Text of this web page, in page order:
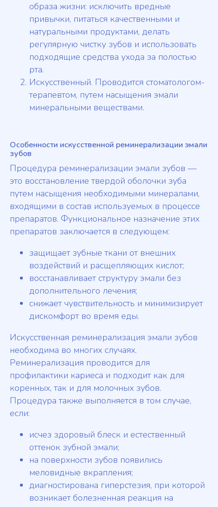
образа жизни: исключить вредные
привычки, питаться качественными и
натуральными продуктами, делать
регулярную чистку зубов и использовать
подходящие средства ухода за полостью
рта.
Искусственный. Проводится стоматологом-
терапевтом, путем насыщения эмали
минеральными веществами.
Особенности искусственной реминерализации эмали
зубов
Процедура реминерализации эмали зубов ––
это восстановление твердой оболочки зуба
путем насыщения необходимыми минералами,
входящими в состав используемых в процессе
препаратов. Функциональное назначение этих
препаратов заключается в следующем:
защищает зубные ткани от внешних
воздействий и расщепляющих кислот;
восстанавливает структуру эмали без
дополнительного лечения;
снижает чувствительность и минимизирует
дискомфорт во время еды.
Искусственная реминерализация эмали зубов
необходима во многих случаях.
Реминерализация проводится для
профилактики кариеса и подходит как для
коренных, так и для молочных зубов.
Процедура также выполняется в том случае,
если:
исчез здоровый блеск и естественный
оттенок зубной эмали;
на поверхности зубов появились
меловидные вкрапления;
диагностирована гиперстезия, при которой
возникает болезненная реакция на